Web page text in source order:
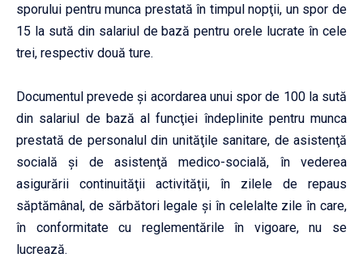
sporului pentru munca prestată în timpul nopţii, un spor de
15 la sută din salariul de bază pentru orele lucrate în cele
trei, respectiv două ture.
Documentul prevede şi acordarea unui spor de 100 la sută
din salariul de bază al funcţiei îndeplinite pentru munca
prestată de personalul din unităţile sanitare, de asistenţă
socială şi de asistenţă medico-socială, în vederea
asigurării continuităţii activităţii, în zilele de repaus
săptămânal, de sărbători legale şi în celelalte zile în care,
în conformitate cu reglementările în vigoare, nu se
lucrează.